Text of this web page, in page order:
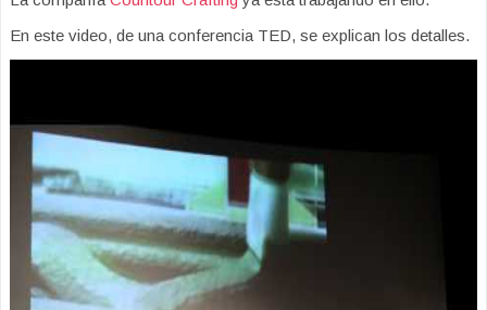
En este video, de una conferencia TED, se explican los detalles.